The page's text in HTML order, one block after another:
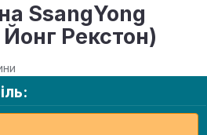
SsangYong
Рекстон)